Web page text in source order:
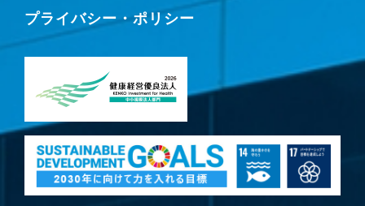
プライバシー・ポリシー